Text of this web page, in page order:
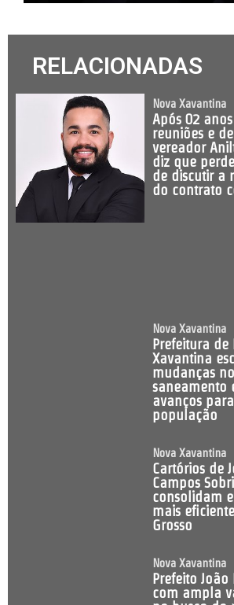
RELACIONADAS
Nova Xavantina
Após 02
reuniões e
vereador
diz que
de discutir a
do contrato
Nova Xavantina
Prefeitura de
Xavantina
mudanças no
saneamento
avanços
população
Nova Xavantina
Cartórios de
Campos
consolidam
mais
Grosso
Nova Xavantina
Prefeito
com ampla